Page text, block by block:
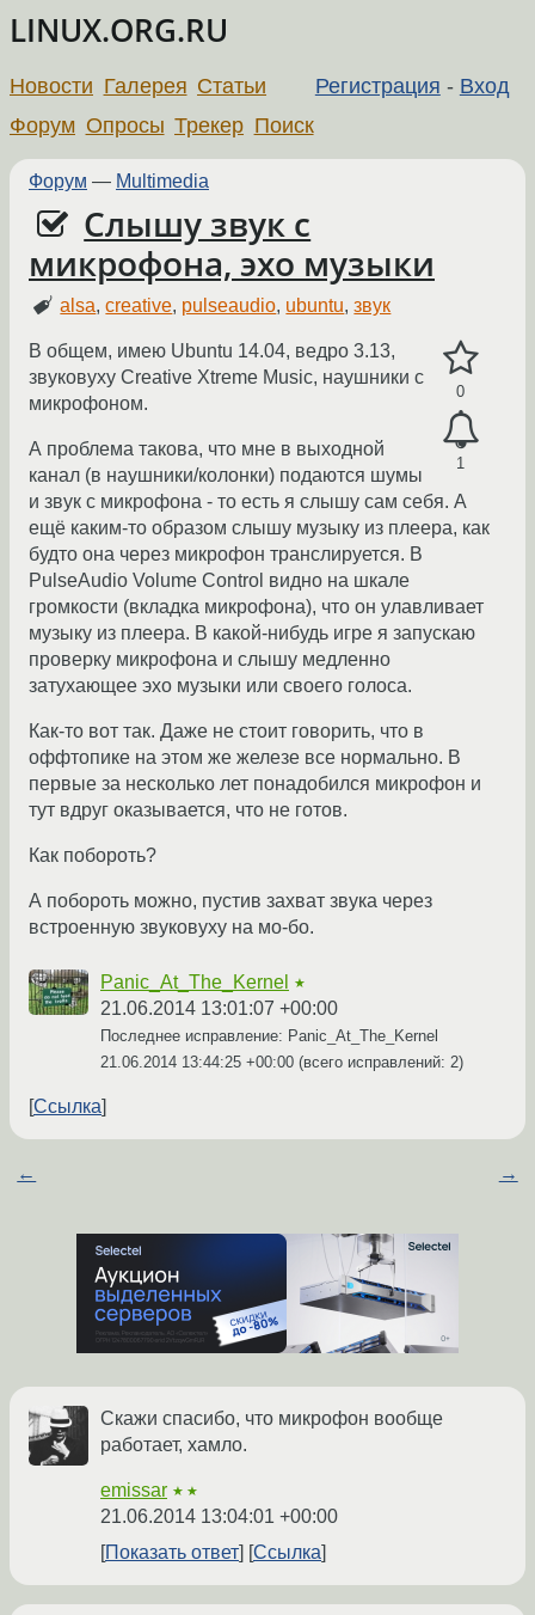
LINUX.ORG.RU
Регистрация - Вход
Новости Галерея Статьи
Форум Опросы Трекер Поиск
Форум — Multimedia
Слышу звук с
микрофона, эхо музыки
alsa,creative, pulseaudio, ubuntu,звук
0
1
В общем, имею Ubuntu 14.04, ведро 3.13,
звуковуху Creative Xtreme Music, наушники с
микрофоном.
А проблема такова, что мне в выходной
канал (в наушники/колонки) подаются шумы
и звук с микрофона - то есть я слышу сам себя. А
ещё каким-то образом слышу музыку из плеера, как
будто она через микрофон транслируется. В
PulseAudio Volume Control видно на шкале
громкости (вкладка микрофона), что он улавливает
музыку из плеера. В какой-нибудь игре я запускаю
проверку микрофона и слышу медленно
затухающее эхо музыки или своего голоса.
Как-то вот так. Даже не стоит говорить, что в
оффтопике на этом же железе все нормально. В
первые за несколько лет понадобился микрофон и
тут вдруг оказывается, что не готов.
Как побороть?
А побороть можно, пустив захват звука через
встроенную звуковуху на мо-бо.
Panic_At_The_Kernel ★
21.06.2014 13:01:07 +00:00
Последнее исправление: Panic_At_The_Kernel
21.06.2014 13:44:25 +00:00 (всего исправлений: 2)
Ссылка
← →
Скажи спасибо, что микрофон вообще
работает, хамло.
emissar ★★
21.06.2014 13:04:01 +00:00
Показать ответ
Ссылка